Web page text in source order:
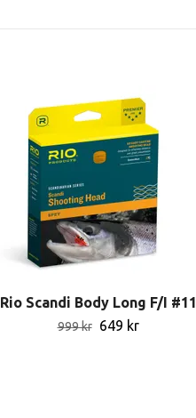
Rio Scandi Body Long F/I #11
999 kr 649 kr